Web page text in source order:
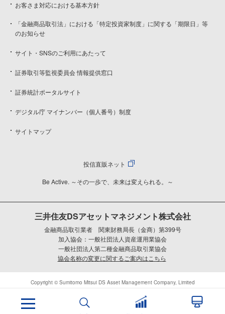
お客さま対応における基本方針
「金融商品取引法」における「特定投資家制度」に関する「期限日」等
のお知らせ
サイト・SNSのご利用にあたって
証券取引等監視委員会 情報提供窓口
証券統計ポータルサイト
デジタル庁 マイナンバー（個人番号）制度
サイトマップ
投信直販ネット
Be Active. ～その一歩で、未来は変えられる。～
三井住友DSアセットマネジメント株式会社
金融商品取引業者 関東財務局長（金商）第399号
加入協会：一般社団法人資産運用業協会
一般社団法人第二種金融商品取引業協会
協会名称の変更に関するご案内はこちら
Copyright © Sumitomo Mitsui DS Asset Management Company, Limited